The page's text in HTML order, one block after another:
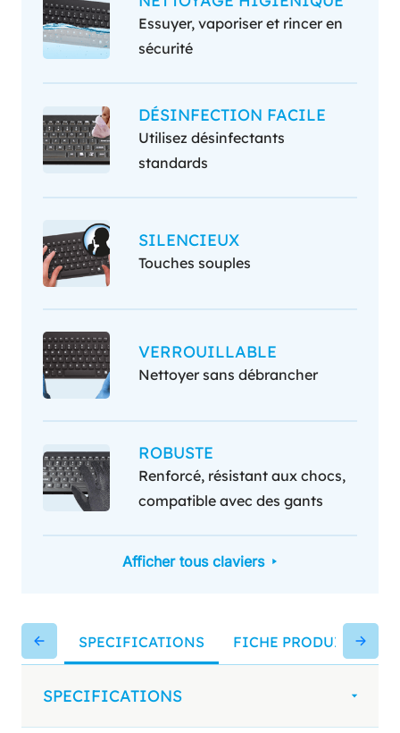
Essuyer, vaporiser et rincer en
sécurité
DÉSINFECTION FACILE
Utilisez désinfectants
standards
SILENCIEUX
Touches souples
VERROUILLABLE
Nettoyer sans débrancher
ROBUSTE
Renforcé, résistant aux chocs,
compatible avec des gants
Afficher tous claviers
SPECIFICATIONS FICHE PRODUIT
SPECIFICATIONS